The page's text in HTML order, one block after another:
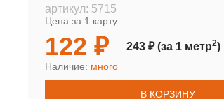
артикул: 5715
Цена за 1 карту
122 ₽ 243 ₽(за 1 метр2)
Наличие: много
В КОРЗИНУ